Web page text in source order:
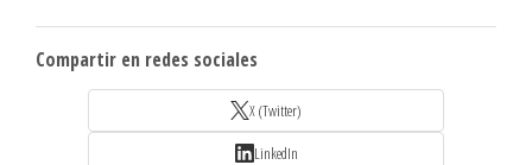
Compartir en redes sociales
X (Twitter)
LinkedIn